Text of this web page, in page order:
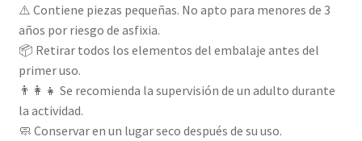
⚠️ Contiene piezas pequeñas. No apto para menores de 3
años por riesgo de asfixia.
📦 Retirar todos los elementos del embalaje antes del
primer uso.
👨‍👩‍👧 Se recomienda la supervisión de un adulto durante
la actividad.
🧼 Conservar en un lugar seco después de su uso.